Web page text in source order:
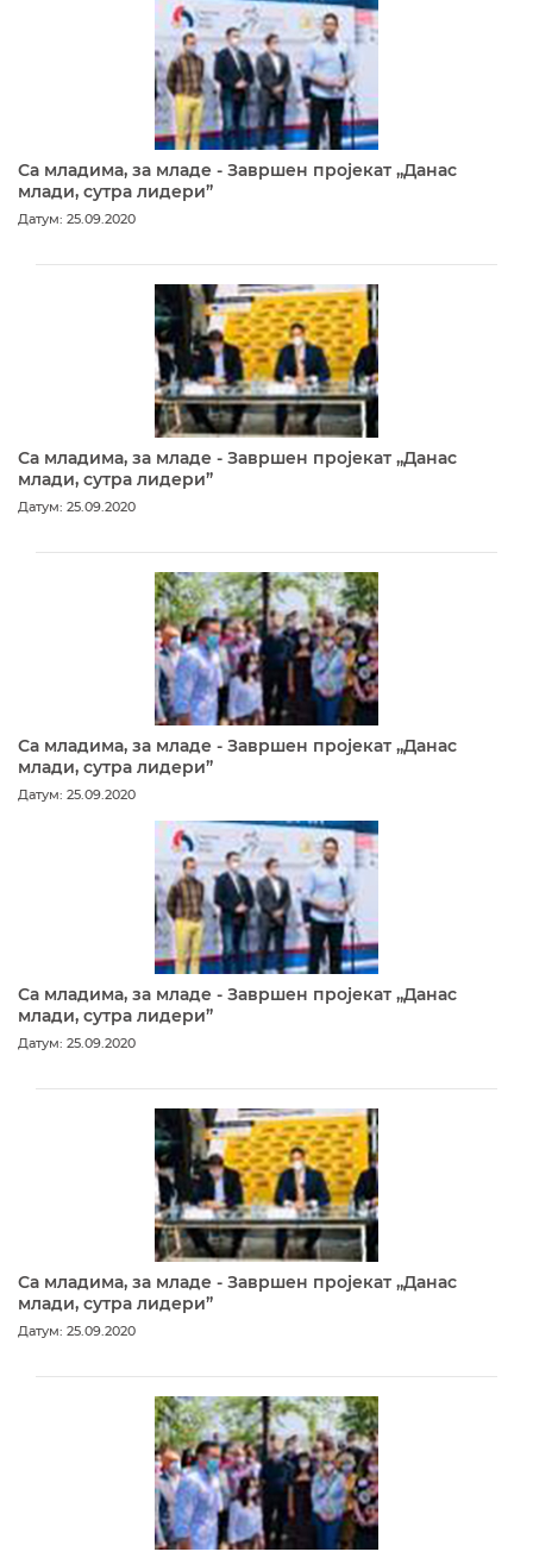
Са младима, за младе - Завршен пројекат „Данас
млади, сутра лидери”
Датум: 25.09.2020
Са младима, за младе - Завршен пројекат „Данас
млади, сутра лидери”
Датум: 25.09.2020
Са младима, за младе - Завршен пројекат „Данас
млади, сутра лидери”
Датум: 25.09.2020
Са младима, за младе - Завршен пројекат „Данас
млади, сутра лидери”
Датум: 25.09.2020
Са младима, за младе - Завршен пројекат „Данас
млади, сутра лидери”
Датум: 25.09.2020